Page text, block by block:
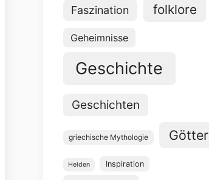
Faszination folklore
Geheimnisse
Geschichte
Geschichten
griechische Mythologie Götter
Helden Inspiration